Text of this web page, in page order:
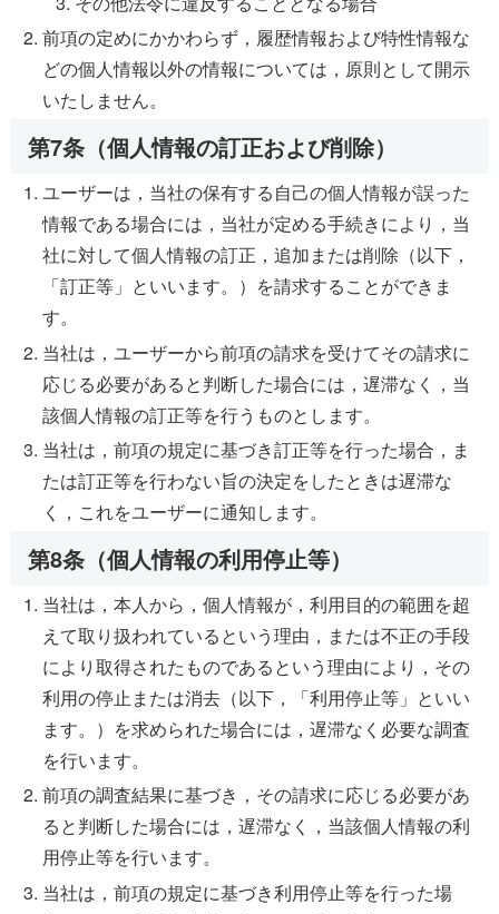
前項の定めにかかわらず，履歴情報および特性情報な
どの個人情報以外の情報については，原則として開示
いたしません。
第7条（個人情報の訂正および削除）
ユーザーは，当社の保有する自己の個人情報が誤った
情報である場合には，当社が定める手続きにより，当
社に対して個人情報の訂正，追加または削除（以下，
「訂正等」といいます。）を請求することができま
す。
当社は，ユーザーから前項の請求を受けてその請求に
応じる必要があると判断した場合には，遅滞なく，当
該個人情報の訂正等を行うものとします。
当社は，前項の規定に基づき訂正等を行った場合，ま
たは訂正等を行わない旨の決定をしたときは遅滞な
く，これをユーザーに通知します。
第8条（個人情報の利用停止等）
当社は，本人から，個人情報が，利用目的の範囲を超
えて取り扱われているという理由，または不正の手段
により取得されたものであるという理由により，その
利用の停止または消去（以下，「利用停止等」といい
ます。）を求められた場合には，遅滞なく必要な調査
を行います。
前項の調査結果に基づき，その請求に応じる必要があ
ると判断した場合には，遅滞なく，当該個人情報の利
用停止等を行います。
当社は，前項の規定に基づき利用停止等を行った場